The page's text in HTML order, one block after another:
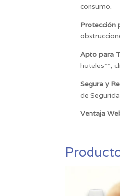
consumo.
Protección
Apto para
hoteles**,
Segura y
de
Ventaja